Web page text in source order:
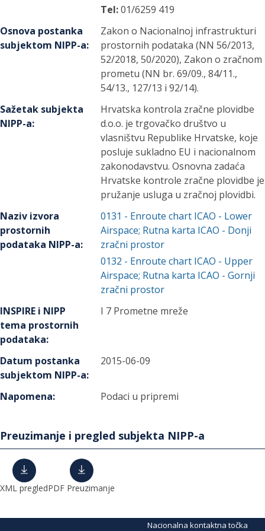
Tel:01/6259 419
Osnova postanka
subjektom NIPP-a:
Zakon o Nacionalnoj infrastrukturi
prostornih podataka (NN 56/2013,
52/2018, 50/2020), Zakon o zračnom
prometu (NN br. 69/09., 84/11.,
54/13., 127/13 i 92/14).
Sažetak subjekta
NIPP-a:
Hrvatska kontrola zračne plovidbe
d.o.o. je trgovačko društvo u
vlasništvu Republike Hrvatske, koje
posluje sukladno EU i nacionalnom
zakonodavstvu. Osnovna zadaća
Hrvatske kontrole zračne plovidbe je
pružanje usluga u zračnoj plovidbi.
Naziv izvora
prostornih
podataka NIPP-a:
0131 - Enroute chart ICAO - Lower
Airspace; Rutna karta ICAO - Donji
zračni prostor
0132 - Enroute chart ICAO - Upper
Airspace; Rutna karta ICAO - Gornji
zračni prostor
INSPIRE i NIPP
tema prostornih
podataka:
I 7 Prometne mreže
Datum postanka
subjektom NIPP-a:
2015-06-09
Napomena: Podaci u pripremi
Preuzimanje i pregled subjekta NIPP-a
XML pregledPDF Preuzimanje
Nacionalna kontaktna točka